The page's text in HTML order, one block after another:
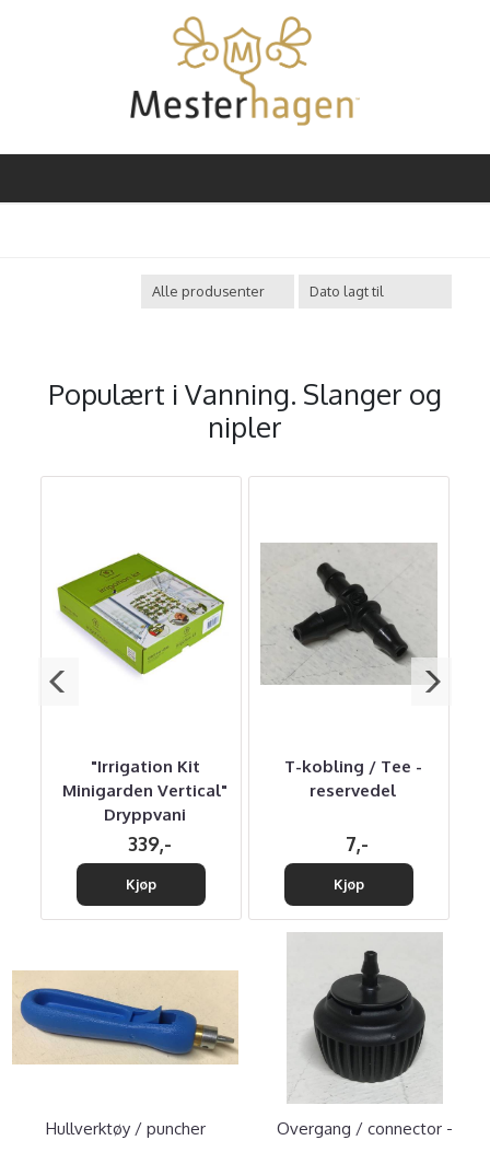
Populært i Vanning. Slanger og
nipler
"Irrigation Kit
Minigarden Vertical"
Dryppvani
339,-
Kjøp
T-kobling / Tee -
reservedel
7,-
Kjøp
Hullverktøy / puncher
Overgang / connector -